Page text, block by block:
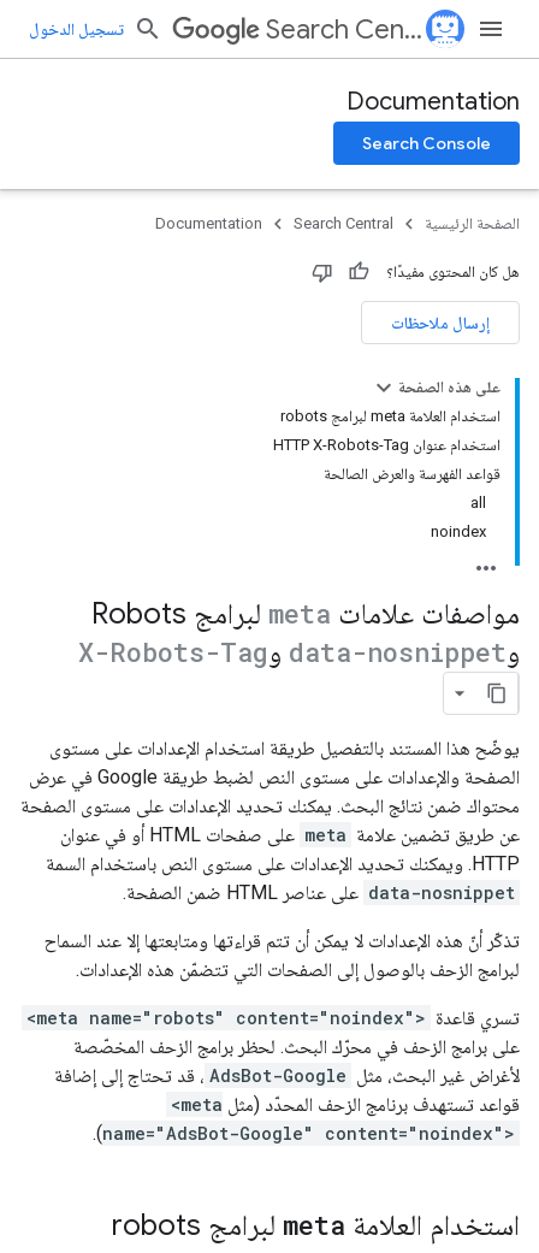
Search Central تسجيل الدخول
Documentation
Search Console
الصفحة الرئيسية Search Central
Documentation
هل كان المحتوى مفيدًا؟
إرسال ملاحظات
على هذه الصفحة
استخدام العلامة meta لبرامج robots
استخدام عنوان HTTP X-Robots-Tag
قواعد الفهرسة والعرض الصالحة
all
noindex
مواصفات علامات meta لبرامج Robots
وdata-nosnippet وX-Robots-Tag
يوضّح هذا المستند بالتفصيل طريقة استخدام الإعدادات على مستوى
الصفحة والإعدادات على مستوى النص لضبط طريقة Google في عرض
محتواك ضمن نتائج البحث. يمكنك تحديد الإعدادات على مستوى الصفحة
عن طريق تضمين علامة meta
على صفحات HTML أو في عنوان
HTTP. ويمكنك تحديد الإعدادات على مستوى النص باستخدام السمة
data-nosnippet على عناصر HTML ضمن الصفحة.
تذكّر أنّ هذه الإعدادات لا يمكن أن تتم قراءتها ومتابعتها إلا عند السماح
لبرامج الزحف بالوصول إلى الصفحات التي تتضمّن هذه الإعدادات.
تسري قاعدة <meta name="robots" content="noindex">
على برامج الزحف في محرّك البحث. لحظر برامج الزحف المخصّصة
لأغراض غير البحث، مثل AdsBot-Google ، قد تحتاج إلى إضافة
قواعد تستهدف برنامج الزحف المحدّد (مثل <meta
name="AdsBot-Google" content="noindex">
).
استخدام العلامة meta لبرامج robots